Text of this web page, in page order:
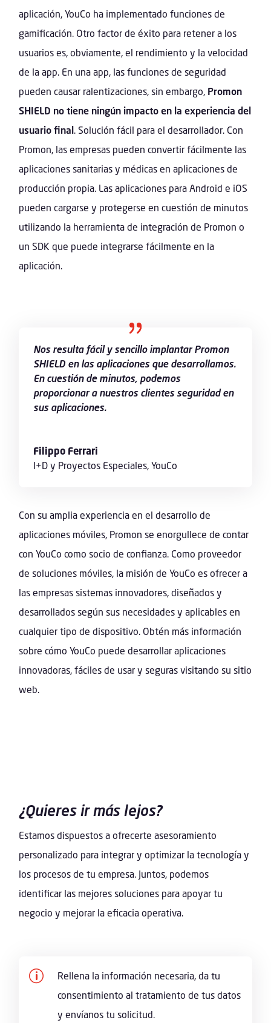
aplicación, YouCo ha implementado funciones de
gamificación. Otro factor de éxito para retener a los
usuarios es, obviamente, el rendimiento y la velocidad
de la app. En una app, las funciones de seguridad
pueden causar ralentizaciones, sin embargo, Promon
SHIELD no tiene ningún impacto en la experiencia del
usuario final . Solución fácil para el desarrollador. Con
Promon, las empresas pueden convertir fácilmente las
aplicaciones sanitarias y médicas en aplicaciones de
producción propia. Las aplicaciones para Android e iOS
pueden cargarse y protegerse en cuestión de minutos
utilizando la herramienta de integración de Promon o
un SDK que puede integrarse fácilmente en la
aplicación.
Nos resulta fácil y sencillo implantar Promon
SHIELD en las aplicaciones que desarrollamos.
En cuestión de minutos, podemos
proporcionar a nuestros clientes seguridad en
sus aplicaciones.
Filippo Ferrari
I+D y Proyectos Especiales YouCo
Con su amplia experiencia en el desarrollo de
aplicaciones móviles, Promon se enorgullece de contar
con YouCo como socio de confianza. Como proveedor
de soluciones móviles, la misión de YouCo es ofrecer a
las empresas sistemas innovadores, diseñados y
desarrollados según sus necesidades y aplicables en
cualquier tipo de dispositivo. Obtén más información
sobre cómo YouCo puede desarrollar aplicaciones
innovadoras, fáciles de usar y seguras visitando su sitio
web.
¿Quieres ir más lejos?
Estamos dispuestos a ofrecerte asesoramiento
personalizado para integrar y optimizar la tecnología y
los procesos de tu empresa. Juntos, podemos
identificar las mejores soluciones para apoyar tu
negocio y mejorar la eficacia operativa.
p
Rellena la información necesaria, da tu
consentimiento al tratamiento de tus datos
y envíanos tu solicitud.